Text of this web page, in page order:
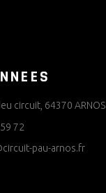
circuit, 64370 ARNOS
72
pau-arnos.fr